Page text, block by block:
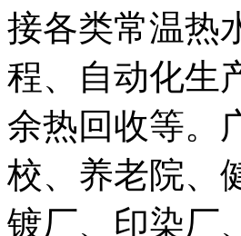
接各类常温热
程、自动化生
余热回收等。
校、养老院、
镀厂、印染厂、